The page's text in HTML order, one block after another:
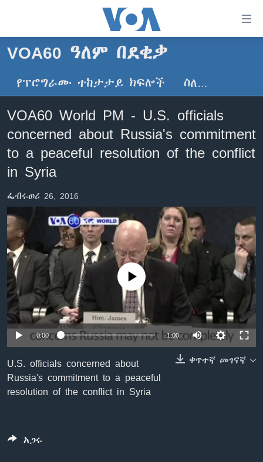
ማገናኛዎች
ዋናው
ይዘት
ወደ
ዋናው
ይዘት
እለፍ
ወደ
ዋናው
ይዘት
እለፍ
ዜና
ኢትዮጵያ
መካከለኛው ምሥራቅ
ኑሮ በጤንነት
የፎቶ መድብሎች
Learning English
ይከተሉን
ቋንቋዎች
VOA60 ዓለም በደቂቃ
የፕሮግራሙ ተከታታይ ክፍሎች ስለ…
VOA60 World PM - U.S. officials
concerned about Russia's commitment
to a peaceful resolution of the conflict
in Syria
ፌብሩወሪ 26, 2016
No media source currently available
0:00 1:00
ቀጥተኛ መገናኛ
U.S. officials concerned about
Russia's commitment to a peaceful
resolution of the conflict in Syria
አጋሩ